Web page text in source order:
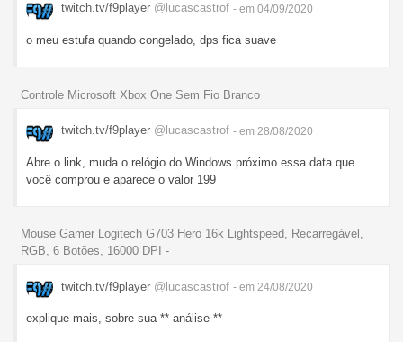
twitch.tv/f9player @lucascastrof - em 04/09/2020
o meu estufa quando congelado, dps fica suave
Controle Microsoft Xbox One Sem Fio Branco
twitch.tv/f9player @lucascastrof - em 28/08/2020
Abre o link, muda o relógio do Windows próximo essa data que
você comprou e aparece o valor 199
Mouse Gamer Logitech G703 Hero 16k Lightspeed, Recarregável,
RGB, 6 Botões, 16000 DPI -
twitch.tv/f9player @lucascastrof - em 24/08/2020
explique mais, sobre sua ** análise **